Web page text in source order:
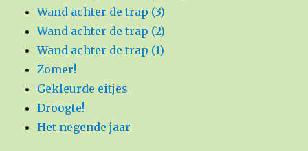
Wand achter de trap (3)
Wand achter de trap (2)
Wand achter de trap (1)
Zomer!
Gekleurde eitjes
Droogte!
Het negende jaar